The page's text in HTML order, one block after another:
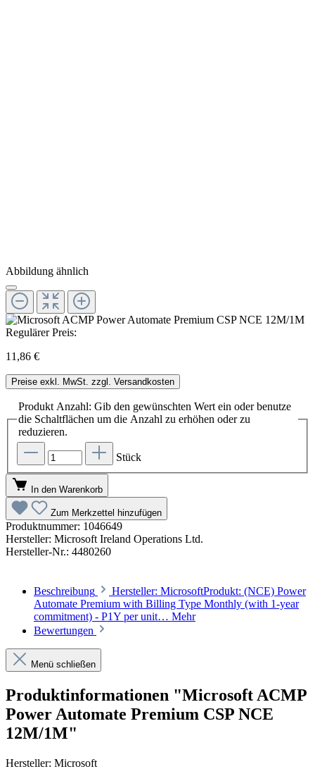
Abbildung ähnlich
Regulärer Preis:
11,86 €
Preise exkl. MwSt. zzgl. Versandkosten
Produkt Anzahl: Gib den gewünschten Wert ein oder benutze
die Schaltflächen um die Anzahl zu erhöhen oder zu
reduzieren.
Stück
In den Warenkorb
Zum Merkzettel hinzufügen
Produktnummer: 1046649
Hersteller: Microsoft Ireland Operations Ltd.
Hersteller-Nr.: 4480260
Beschreibung
Hersteller: MicrosoftProdukt: (NCE) Power
Automate Premium with Billing Type Monthly (with 1-year
commitment) - P1Y per unit… Mehr
Bewertungen
Menü schließen
Produktinformationen "Microsoft ACMP
Power Automate Premium CSP NCE
12M/1M"
Hersteller: Microsoft